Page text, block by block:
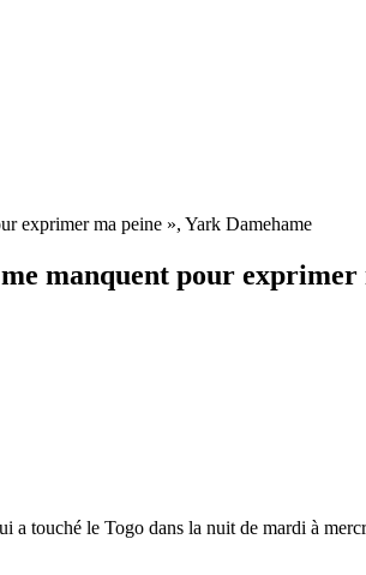
exprimer ma peine », Yark Damehame
manquent pour exprimer
a touché le Togo dans la nuit de mardi à